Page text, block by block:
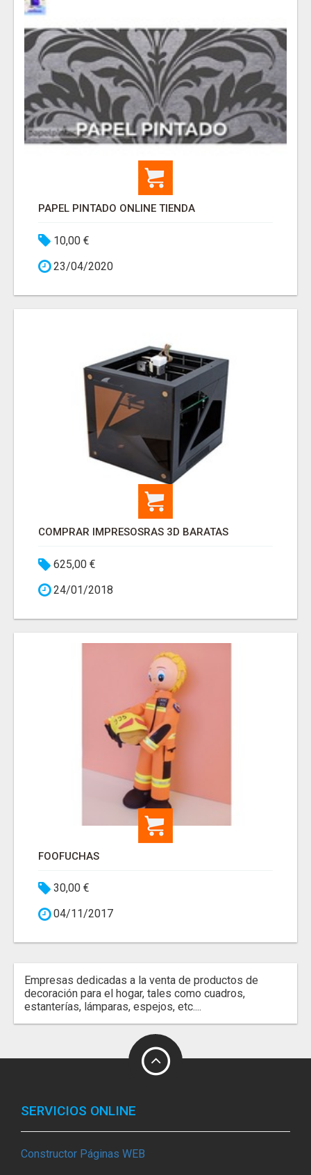
PAPEL PINTADO ONLINE TIENDA
10,00 €
23/04/2020
COMPRAR IMPRESOSRAS 3D BARATAS
625,00 €
24/01/2018
FOOFUCHAS
30,00 €
04/11/2017
Empresas dedicadas a la venta de productos de
decoración para el hogar, tales como cuadros,
estanterías, lámparas, espejos, etc....
SERVICIOS ONLINE
Constructor Páginas WEB